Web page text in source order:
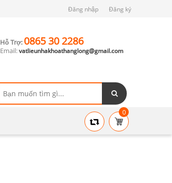
Đăng nhập Đăng ký
Hỗ Trợ: 0865 30 2286
Email:vatlieunhakhoathanglong@gmail.com
0